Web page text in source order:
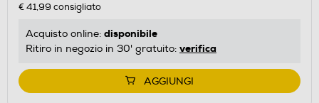
€ 41,99 consigliato
Acquisto online: disponibile
Ritiro in negozio in 30' gratuito: verifica
AGGIUNGI